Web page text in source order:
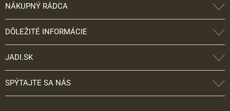
NÁKUPNÝ RÁDCA
DÔLEŽITÉ INFORMÁCIE
JADI.SK
SPÝTAJTE SA NÁS